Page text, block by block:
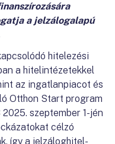
a jelzálogalapú
hitelezési
a hitelintézetekkel
az ingatlanpiacot és
Otthon Start program
szeptember 1-jén
célzó
így a jelzáloghitel-